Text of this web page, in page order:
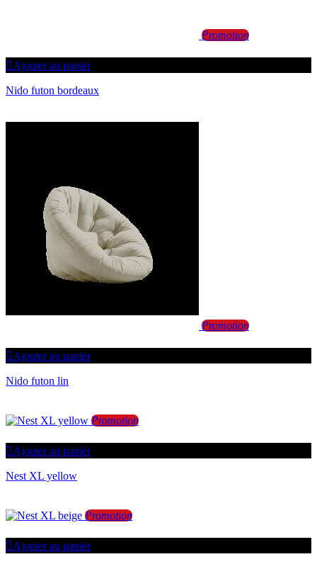
Promotion
Ajouter au panier
Nido futon bordeaux
Promotion
Ajouter au panier
Nido futon lin
Promotion
Ajouter au panier
Nest XL yellow
Promotion
Ajouter au panier